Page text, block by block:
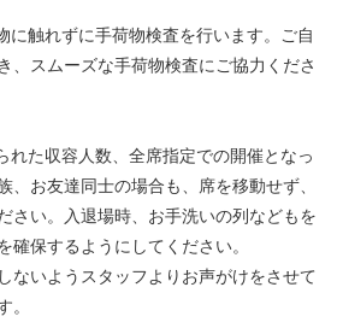
触れずに手荷物検査を行います。ご自
、スムーズな手荷物検査にご協力くださ
た収容人数、全席指定での開催となっ
、お友達同士の場合も、席を移動せず、
さい。入退場時、お手洗いの列などもを
確保するようにしてください。
ないようスタッフよりお声がけをさせて
。